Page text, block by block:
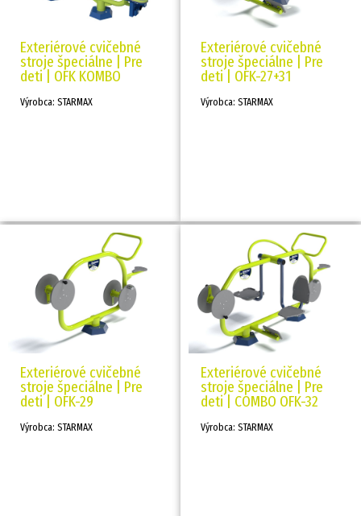
Exteriérové cvičebné
stroje špeciálne | Pre
deti | OFK KOMBO
Výrobca: STARMAX
Exteriérové cvičebné
stroje špeciálne | Pre
deti | OFK-27+31
Výrobca: STARMAX
Exteriérové cvičebné
stroje špeciálne | Pre
deti | OFK-29
Výrobca: STARMAX
Exteriérové cvičebné
stroje špeciálne | Pre
deti | COMBO OFK-32
Výrobca: STARMAX